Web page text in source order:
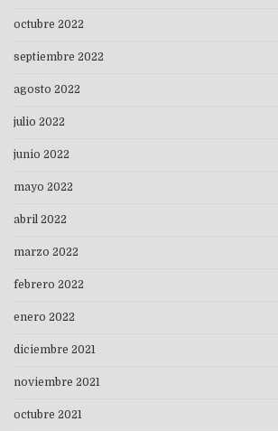
octubre 2022
septiembre 2022
agosto 2022
julio 2022
junio 2022
mayo 2022
abril 2022
marzo 2022
febrero 2022
enero 2022
diciembre 2021
noviembre 2021
octubre 2021